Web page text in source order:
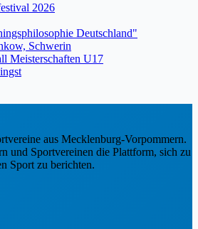
2026
Deutschland"
Schwerin
Meisterschaften U17
aus Mecklenburg-Vorpommern.
und Sportvereinen die Plattform, sich zu
Sport zu berichten.